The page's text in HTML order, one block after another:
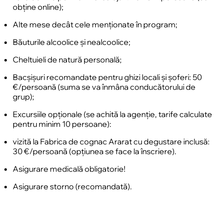
obține online);
Alte mese decât cele menționate în program;
Băuturile alcoolice și nealcoolice;
Cheltuieli de natură personală;
Bacșișuri recomandate pentru ghizi locali și șoferi: 50
€/persoană (suma se va înmâna conducătorului de
grup);
Excursiile opționale (se achită la agenție, tarife calculate
pentru minim 10 persoane):
vizită la Fabrica de cognac Ararat cu degustare inclusă:
30 €/persoană (opțiunea se face la înscriere).
Asigurare medicală obligatorie!
Asigurare storno (recomandată).